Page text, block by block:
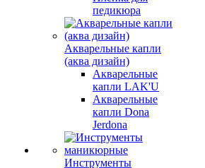
педикюра
Акварельные капли
(аква дизайн)
Акварельные
капли LAK'U
Акварельные
капли Dona
Jerdona
Инструменты